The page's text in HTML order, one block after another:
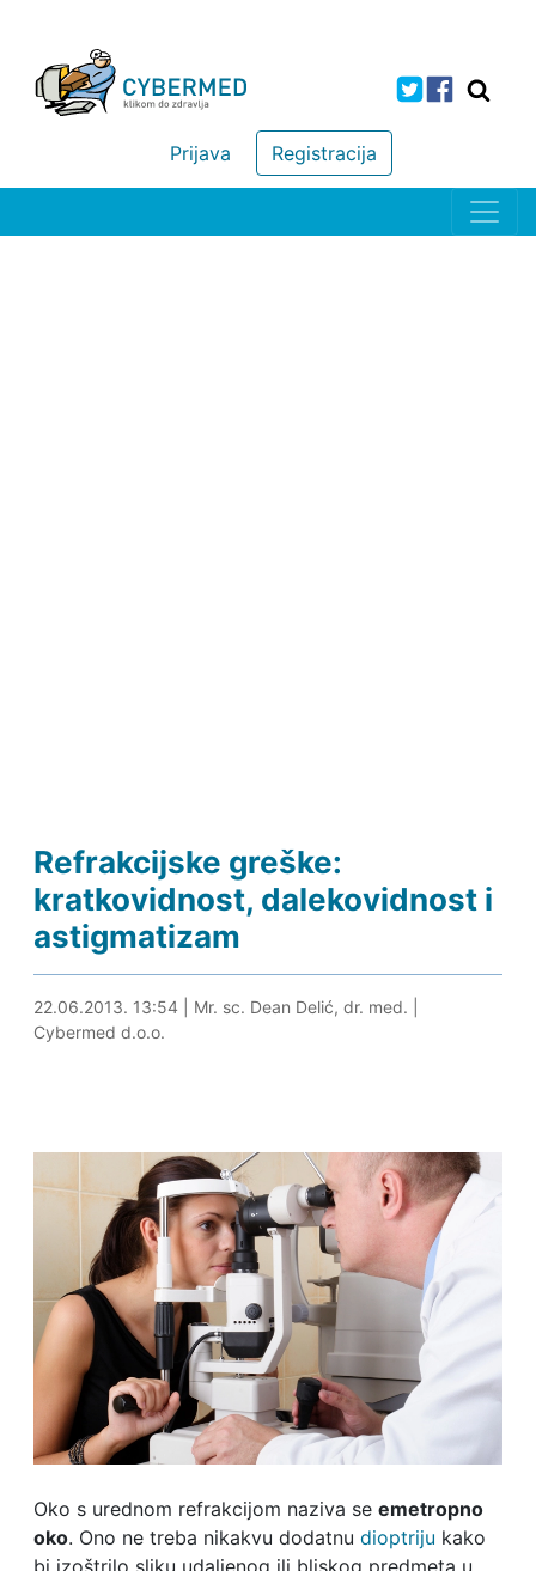
Registracija
Prijava
Refrakcijske greške:
kratkovidnost, dalekovidnost i
astigmatizam
03.05.2024. 15:04
22.06.2013. 13:54| Mr. sc. Dean Delić, dr. med.
Cybermed d.o.o.
Oko s urednom refrakcijom naziva se emetropno
oko. Ono ne treba nikakvu dodatnu dioptriju kako